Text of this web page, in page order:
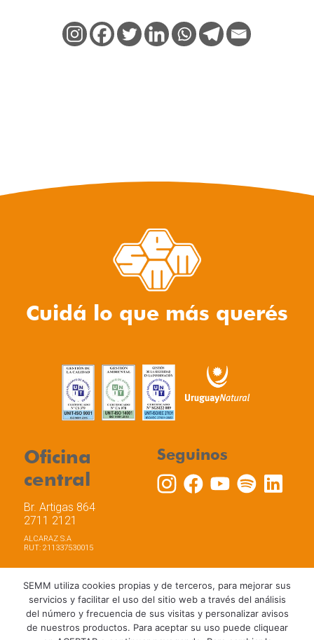
Cuidá lo que más querés
Oficina
central
Br. Artigas 864
2711 2121
ALCARAZ S.A
RUT: 211337530015
Seguinos
Trabaja con nosotros
Política de privacidad
Términos y Condiciones de Uso
Política de Cookies
SEMM utiliza cookies propias y de terceros, para mejorar sus
servicios y facilitar el uso del sitio web a través del análisis
del número y frecuencia de sus visitas y personalizar avisos
de nuestros productos. Para aceptar su uso puede cliquear